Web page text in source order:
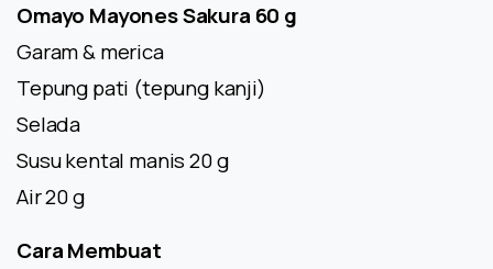
Omayo Mayones Sakura 60 g
Garam & merica
Tepung pati (tepung kanji)
Selada
Susu kental manis 20 g
Air 20 g
Cara Membuat